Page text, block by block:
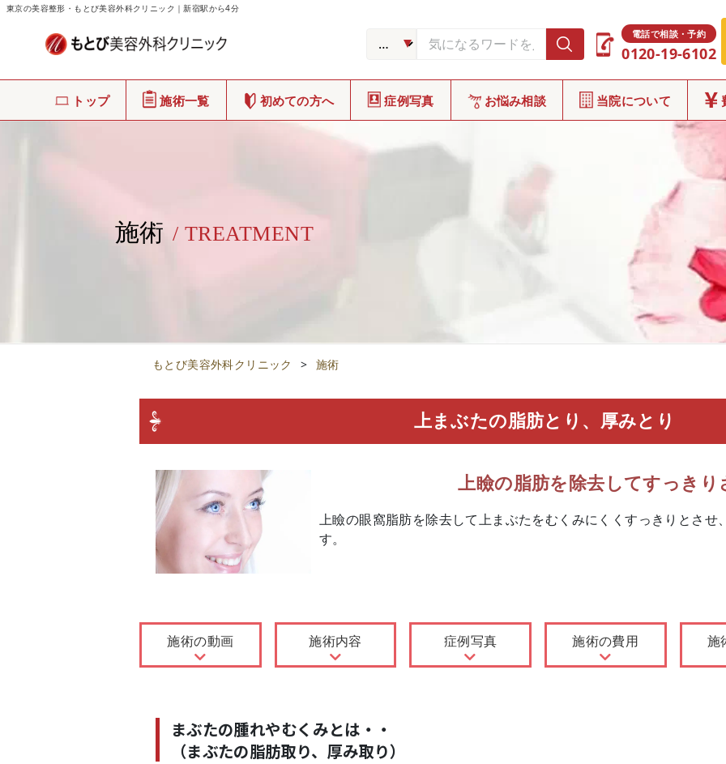
東京の美容整形・もとび美容外科クリニック｜新宿駅から4分
電話で相談・予約
0120-19-6102
トップ 施術一覧 初めての方へ 症例写真 お悩み相談 当院について
施術 / TREATMENT
もとび美容外科クリニック > 施術
上まぶたの脂肪とり、厚みとり
上瞼の脂肪を除去してすっきり
上瞼の眼窩脂肪を除去して上まぶたをむくみにくくすっきりとさせ
す。
施術の動画 施術内容 症例写真 施術の費用 施
まぶたの腫れやむくみとは・・
（まぶたの脂肪取り、厚み取り）